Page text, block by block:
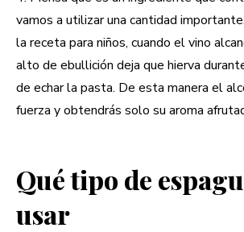
vamos a utilizar una cantidad
la receta para niños, cuando el vino
alto de ebullición deja que hierva
de echar la pasta. De esta manera el
fuerza y obtendrás solo su aroma
Qué tipo de
usar